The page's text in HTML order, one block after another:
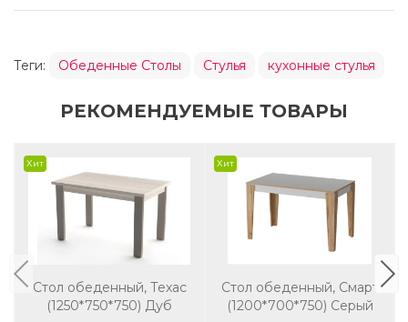
Теги: Обеденные Столы Стулья кухонные стулья
РЕКОМЕНДУЕМЫЕ ТОВАРЫ
Хит
Стол обеденный, Техас
(1250*750*750) Дуб
Хит
Стол обеденный, Смарт
(1200*700*750) Серый